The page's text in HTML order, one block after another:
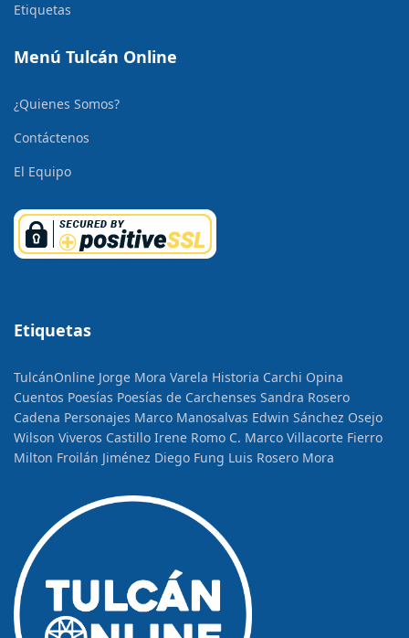
Etiquetas
Menú Tulcán Online
¿Quienes Somos?
Contáctenos
El Equipo
Etiquetas
TulcánOnline Jorge Mora Varela Historia Carchi Opina
Cuentos Poesías Poesías de Carchenses Sandra Rosero
Cadena Personajes Marco Manosalvas Edwin Sánchez Osejo
Wilson Viveros Castillo Irene Romo C. Marco Villacorte Fierro
Milton Froilán Jiménez Diego Fung Luis Rosero Mora